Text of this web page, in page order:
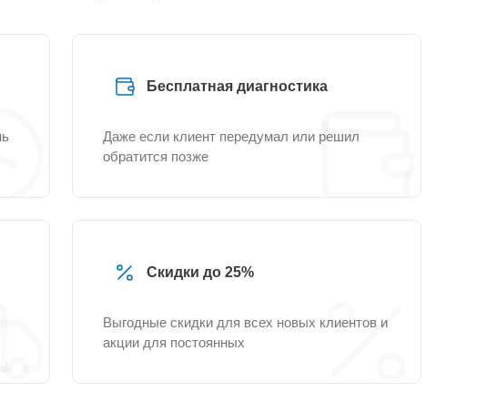
Бесплатная диагностика
Даже если клиент передумал или решил
обратится позже
Скидки до 25%
Выгодные скидки для всех новых клиентов и
акции для постоянных